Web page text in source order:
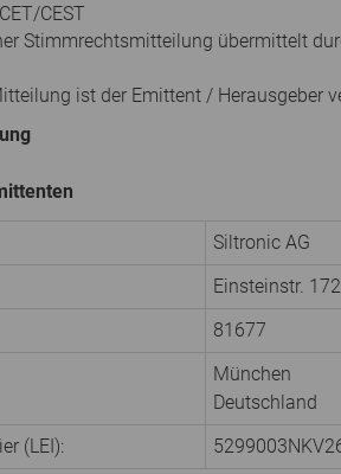
CEST
Stimmrechtsmitteilung übermittelt
ist der Emittent / Herausgeber
Siltronic AG
Einsteinstr. 172
81677
München
Deutschland
(LEI):